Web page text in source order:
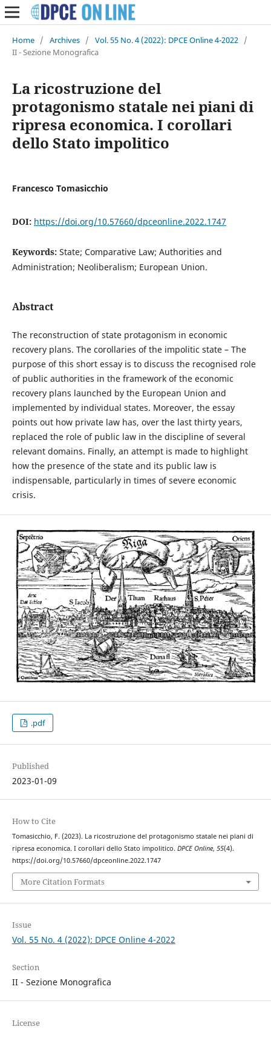
Home / Archives / Vol. 55 No. 4 (2022): DPCE Online 4-2022 /
II - Sezione Monografica
La ricostruzione del
protagonismo statale nei piani di
ripresa economica. I corollari
dello Stato impolitico
Francesco Tomasicchio
DOI: https://doi.org/10.57660/dpceonline.2022.1747
Keywords: State; Comparative Law; Authorities and
Administration; Neoliberalism; European Union.
Abstract
The reconstruction of state protagonism in economic
recovery plans. The corollaries of the impolitic state – The
purpose of this short essay is to discuss the recognised role
of public authorities in the framework of the economic
recovery plans launched by the European Union and
implemented by individual states. Moreover, the essay
points out how private law has, over the last thirty years,
replaced the role of public law in the discipline of several
relevant domains. Finally, an attempt is made to highlight
how the presence of the state and its public law is
indispensable, particularly in times of severe economic
crisis.
.pdf
Published
2023-01-09
How to Cite
Tomasicchio, F. (2023). La ricostruzione del protagonismo statale nei piani di
ripresa economica. I corollari dello Stato impolitico. DPCE Online, 55(4).
https://doi.org/10.57660/dpceonline.2022.1747
More Citation Formats
Issue
Vol. 55 No. 4 (2022): DPCE Online 4-2022
Section
II - Sezione Monografica
License